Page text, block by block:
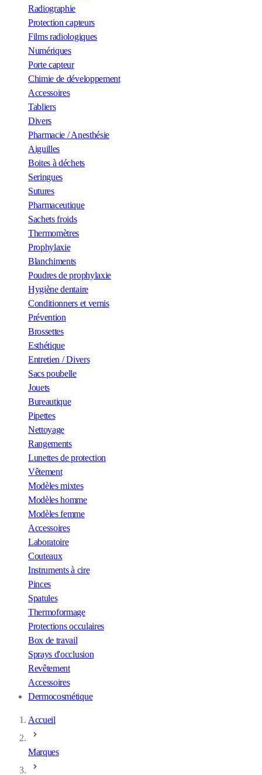
Radiographie
Protection capteurs
Films radiologiques
Numériques
Porte capteur
Chimie de développement
Accessoires
Tabliers
Divers
Pharmacie / Anesthésie
Aiguilles
Boites à déchets
Seringues
Sutures
Pharmaceutique
Sachets froids
Thermomètres
Prophylaxie
Blanchiments
Poudres de prophylaxie
Hygiène dentaire
Conditionners et vernis
Prévention
Brossettes
Esthétique
Entretien / Divers
Sacs poubelle
Jouets
Bureautique
Pipettes
Nettoyage
Rangements
Lunettes de protection
Vêtement
Modèles mixtes
Modèles homme
Modèles femme
Accessoires
Laboratoire
Couteaux
Instruments à cire
Pinces
Spatules
Thermoformage
Protections occulaires
Box de travail
Sprays d'occlusion
Revêtement
Accessoires
Dermocosmétique
Accueil
Marques